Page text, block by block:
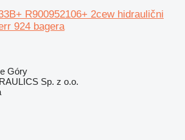
R900952106+ 2cew hidraulični
924 bagera
Góry
Sp. z o.o.